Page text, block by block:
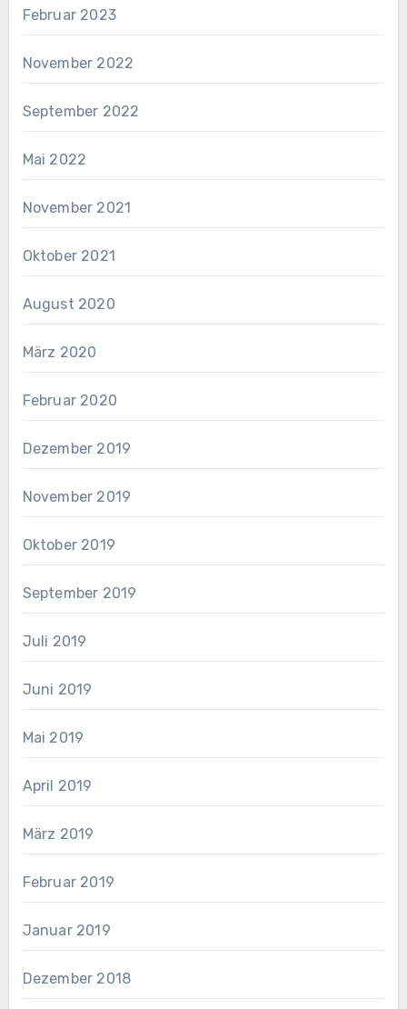
Februar 2023
November 2022
September 2022
Mai 2022
November 2021
Oktober 2021
August 2020
März 2020
Februar 2020
Dezember 2019
November 2019
Oktober 2019
September 2019
Juli 2019
Juni 2019
Mai 2019
April 2019
März 2019
Februar 2019
Januar 2019
Dezember 2018